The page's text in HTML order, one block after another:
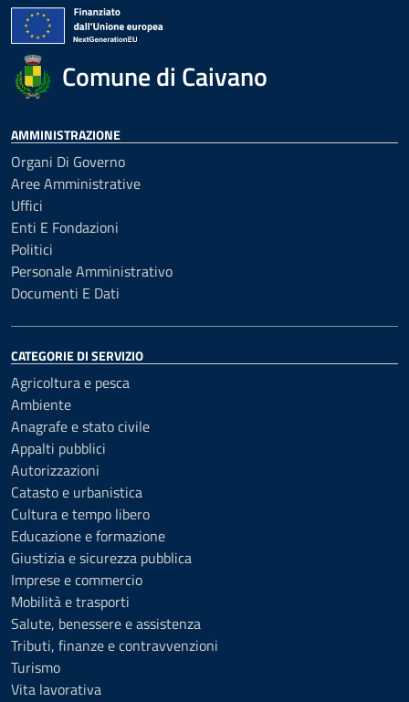
Comune di Caivano
AMMINISTRAZIONE
Organi Di Governo
Aree Amministrative
Uffici
Enti E Fondazioni
Politici
Personale Amministrativo
Documenti E Dati
CATEGORIE DI SERVIZIO
Agricoltura e pesca
Ambiente
Anagrafe e stato civile
Appalti pubblici
Autorizzazioni
Catasto e urbanistica
Cultura e tempo libero
Educazione e formazione
Giustizia e sicurezza pubblica
Imprese e commercio
Mobilità e trasporti
Salute, benessere e assistenza
Tributi, finanze e contravvenzioni
Turismo
Vita lavorativa